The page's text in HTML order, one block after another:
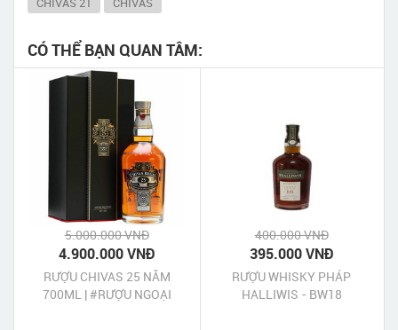
CÓ THỂ BẠN QUAN TÂM:
5.000.000 VNĐ
4.900.000 VNĐ
RƯỢU CHIVAS 25 NĂM
700ML | #RƯỢU NGOẠI
400.000 VNĐ
395.000 VNĐ
RƯỢU WHISKY PHÁP
HALLIWIS - BW18